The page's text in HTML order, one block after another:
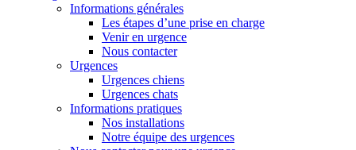
Informations générales
Les étapes d’une prise en charge
Venir en urgence
Nous contacter
Urgences
Urgences chiens
Urgences chats
Informations pratiques
Nos installations
Notre équipe des urgences